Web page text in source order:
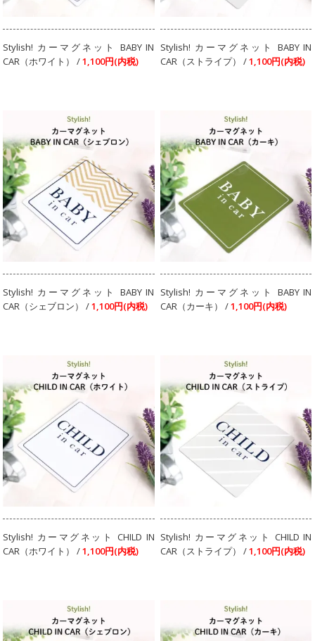
Stylish! カーマグネット BABY IN
CAR（ホワイト） /1,100円(内税)
Stylish! カーマグネット BABY IN
CAR（ストライプ） /1,100円(内税)
Stylish! カーマグネット BABY IN
CAR（シェブロン） /1,100円(内税)
Stylish! カーマグネット BABY IN
CAR（カーキ） /1,100円(内税)
Stylish! カーマグネット CHILD IN
CAR（ホワイト） /1,100円(内税)
Stylish! カーマグネット CHILD IN
CAR（ストライプ） /1,100円(内税)